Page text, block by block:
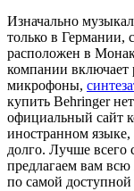
Изначально
только в Германии,
расположен в
компании включает
микрофоны,
купить Behringer
официальный сайт
иностранном
долго. Лучше всего
предлагаем вам
по самой доступной